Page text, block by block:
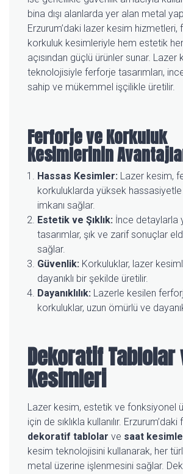
bina dışı alanlarda yer alan metal
Erzurum’daki lazer kesim hizmetleri,
korkuluk kesimleriyle hem estetik
açısından güçlü ürünler sunar. Lazer
teknolojisiyle ferforje tasarımları,
sahip ve mükemmel işçilikle üretilir.
Ferforje ve Korkuluk
Kesimlerinin
Hassas Kesimler: Lazer kesim,
korkuluklarda yüksek hassasiyetle
imkanı sağlar.
Estetik ve Şıklık: İnce detaylarla
tasarımlar, şık ve zarif sonuçlar
sağlar.
Güvenlik: Korkuluklar, lazer
dayanıklı bir şekilde üretilir.
Dayanıklılık: Lazerle kesilen
korkuluklar, uzun ömürlü ve
Dekoratif Tablolar
Kesimleri
Lazer kesim, estetik ve fonksiyonel
için de sıklıkla kullanılır. Erzurum’daki
dekoratif tablolar ve saat
kesim teknolojisini kullanarak, her
metal üzerine işlenmesini sağlar.